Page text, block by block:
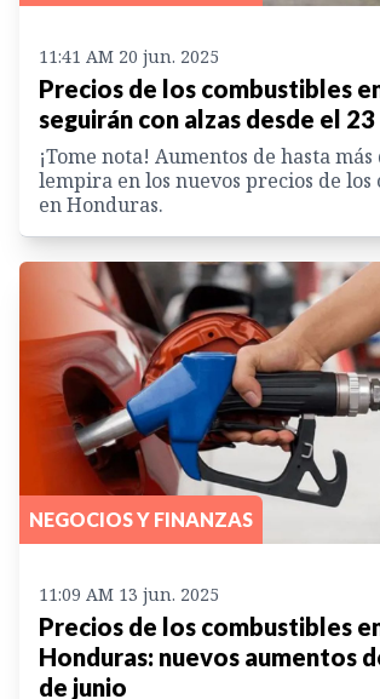
11:41 AM 20 jun. 2025
Precios de los combustibles
seguirán con alzas desde el
¡Tome nota! Aumentos de hasta más
lempira en los nuevos precios de los
en Honduras.
NEGOCIOS Y FINANZAS
11:09 AM 13 jun. 2025
Precios de los combustibles
Honduras: nuevos aumentos
de junio